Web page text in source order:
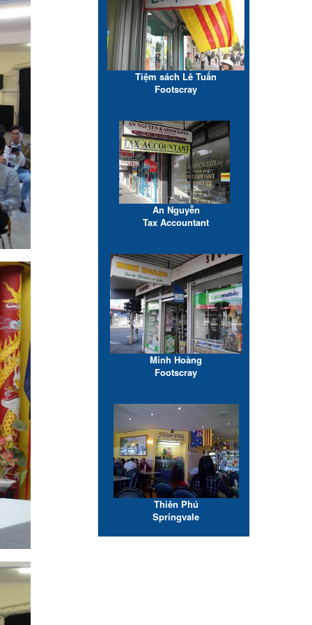
Tiệm sách Lê Tuấn
Footscray
An Nguyễn
Tax Accountant
Minh Hoàng
Footscray
Thiên Phú
Springvale